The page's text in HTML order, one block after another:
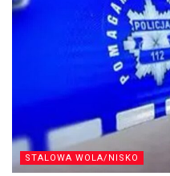
STALOWA WOLA/NISKO